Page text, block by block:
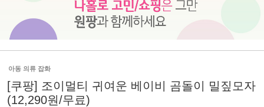
아동 의류 잡화
[쿠팡] 조이멀티 귀여운 베이비 곰돌이 밀짚모자
(12,290원/무료)